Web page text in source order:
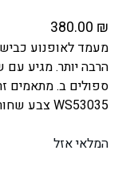
380.00 ₪
מעמד לאופנוע כביש
הרבה יותר. מגיע
ספולים ב. מתאמים
WS53035 צבע שחור
המלאי אזל